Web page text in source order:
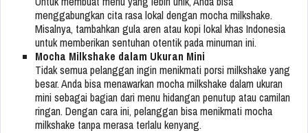
menggabungkan cita rasa lokal dengan mocha milkshake.
Misalnya, tambahkan gula aren atau kopi lokal khas Indonesia
untuk memberikan sentuhan otentik pada minuman ini.
Mocha Milkshake dalam Ukuran Mini
Tidak semua pelanggan ingin menikmati porsi milkshake yang
besar. Anda bisa menawarkan mocha milkshake dalam ukuran
mini sebagai bagian dari menu hidangan penutup atau camilan
ringan. Dengan cara ini, pelanggan bisa menikmati mocha
milkshake tanpa merasa terlalu kenyang.